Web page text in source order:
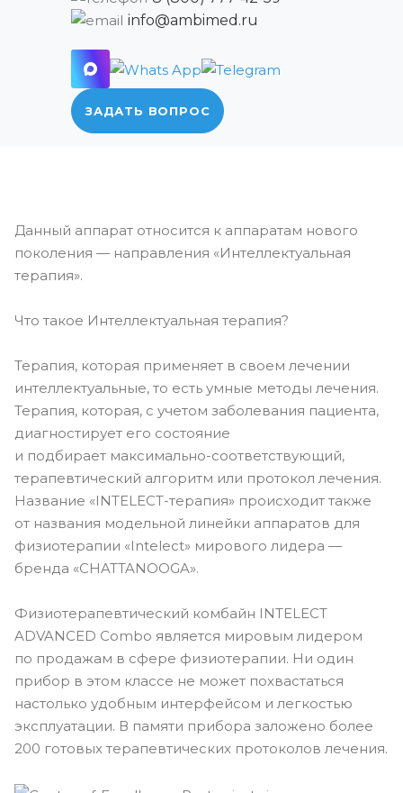
info@ambimed.ru
ЗАДАТЬ ВОПРОС
Данный аппарат относится к аппаратам нового
поколения — направления «Интеллектуальная
терапия».
Что такое Интеллектуальная терапия?
Терапия, которая применяет в своем лечении
интеллектуальные, то есть умные методы лечения.
Терапия, которая, с учетом заболевания пациента,
диагностирует его состояние
и подбирает максимально-соответствующий,
терапевтический алгоритм или протокол лечения.
Название «INTELECT-терапия» происходит также
от названия модельной линейки аппаратов для
физиотерапии «Intelect» мирового лидера —
бренда «CHATTANOOGA».
Физиотерапевтический комбайн INTELECT
ADVANCED Combo является мировым лидером
по продажам в сфере физиотерапии. Ни один
прибор в этом классе не может похвастаться
настолько удобным интерфейсом и легкостью
эксплуатации. В памяти прибора заложено более
200 готовых терапевтических протоколов лечения.